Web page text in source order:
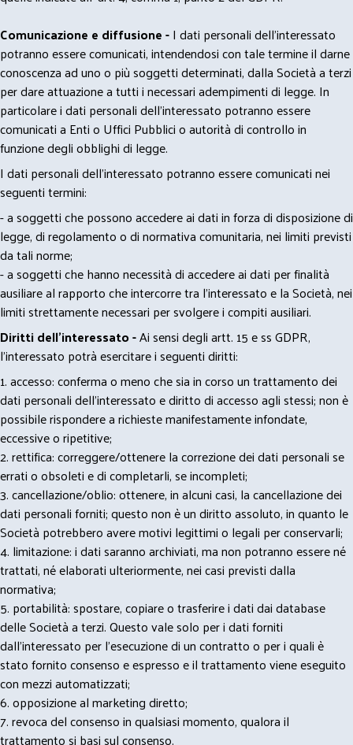
Comunicazione e diffusione -I dati personali dell’interessato
potranno essere comunicati, intendendosi con tale termine il darne
conoscenza ad uno o più soggetti determinati, dalla Società a terzi
per dare attuazione a tutti i necessari adempimenti di legge. In
particolare i dati personali dell’interessato potranno essere
comunicati a Enti o Uffici Pubblici o autorità di controllo in
funzione degli obblighi di legge.
I dati personali dell’interessato potranno essere comunicati nei
seguenti termini:
- a soggetti che possono accedere ai dati in forza di disposizione di
legge, di regolamento o di normativa comunitaria, nei limiti previsti
da tali norme;
- a soggetti che hanno necessità di accedere ai dati per finalità
ausiliare al rapporto che intercorre tra l’interessato e la Società, nei
limiti strettamente necessari per svolgere i compiti ausiliari.
Diritti dell’interessato -Ai sensi degli artt. 15 e ss GDPR,
l’interessato potrà esercitare i seguenti diritti:
1. accesso: conferma o meno che sia in corso un trattamento dei
dati personali dell’interessato e diritto di accesso agli stessi; non è
possibile rispondere a richieste manifestamente infondate,
eccessive o ripetitive;
2. rettifica: correggere/ottenere la correzione dei dati personali se
errati o obsoleti e di completarli, se incompleti;
3. cancellazione/oblio: ottenere, in alcuni casi, la cancellazione dei
dati personali forniti; questo non è un diritto assoluto, in quanto le
Società potrebbero avere motivi legittimi o legali per conservarli;
4. limitazione: i dati saranno archiviati, ma non potranno essere né
trattati, né elaborati ulteriormente, nei casi previsti dalla
normativa;
5. portabilità: spostare, copiare o trasferire i dati dai database
delle Società a terzi. Questo vale solo per i dati forniti
dall’interessato per l’esecuzione di un contratto o per i quali è
stato fornito consenso e espresso e il trattamento viene eseguito
con mezzi automatizzati;
6. opposizione al marketing diretto;
7. revoca del consenso in qualsiasi momento, qualora il
trattamento si basi sul consenso.